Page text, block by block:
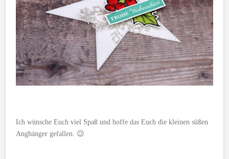
Ich wünsche Euch viel Spaß und hoffe das Euch die kleinen süßen
Anghänger gefallen. 😉